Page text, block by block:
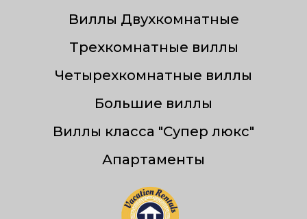
Виллы Двухкомнатные
Трехкомнатные виллы
Четырехкомнатные виллы
Большие виллы
Виллы класса "Супер люкс"
Апартаменты